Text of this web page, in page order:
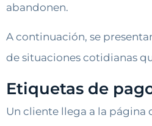
abandonen.
A continuación, se
de situaciones cotidianas
Etiquetas de
Un cliente llega a la página